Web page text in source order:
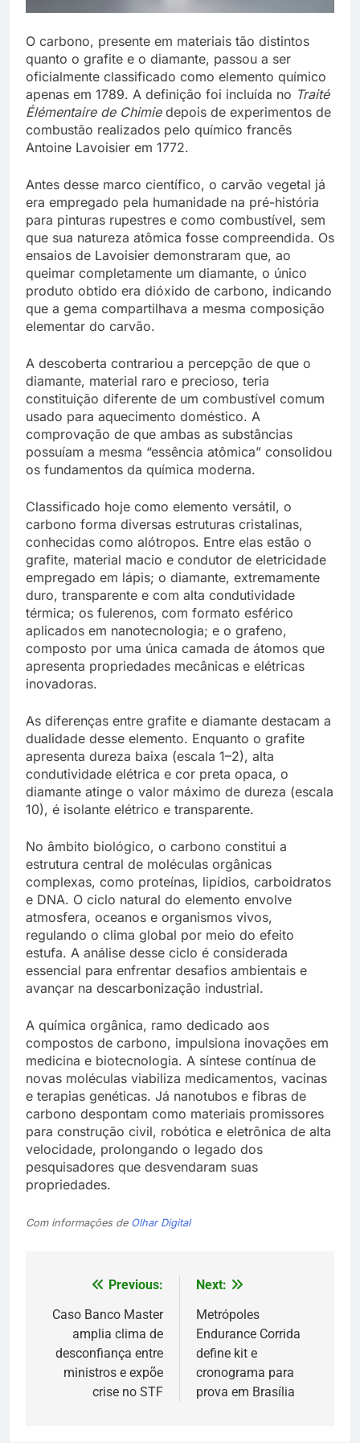
O carbono, presente em materiais tão distintos
quanto o grafite e o diamante, passou a ser
oficialmente classificado como elemento químico
apenas em 1789. A definição foi incluída no Traité
Élémentaire de Chimiedepois de experimentos de
combustão realizados pelo químico francês
Antoine Lavoisier em 1772.
Antes desse marco científico, o carvão vegetal já
era empregado pela humanidade na pré-história
para pinturas rupestres e como combustível, sem
que sua natureza atômica fosse compreendida. Os
ensaios de Lavoisier demonstraram que, ao
queimar completamente um diamante, o único
produto obtido era dióxido de carbono, indicando
que a gema compartilhava a mesma composição
elementar do carvão.
A descoberta contrariou a percepção de que o
diamante, material raro e precioso, teria
constituição diferente de um combustível comum
usado para aquecimento doméstico. A
comprovação de que ambas as substâncias
possuíam a mesma “essência atômica” consolidou
os fundamentos da química moderna.
Classificado hoje como elemento versátil, o
carbono forma diversas estruturas cristalinas,
conhecidas como alótropos. Entre elas estão o
grafite, material macio e condutor de eletricidade
empregado em lápis; o diamante, extremamente
duro, transparente e com alta condutividade
térmica; os fulerenos, com formato esférico
aplicados em nanotecnologia; e o grafeno,
composto por uma única camada de átomos que
apresenta propriedades mecânicas e elétricas
inovadoras.
As diferenças entre grafite e diamante destacam a
dualidade desse elemento. Enquanto o grafite
apresenta dureza baixa (escala 1–2), alta
condutividade elétrica e cor preta opaca, o
diamante atinge o valor máximo de dureza (escala
10), é isolante elétrico e transparente.
No âmbito biológico, o carbono constitui a
estrutura central de moléculas orgânicas
complexas, como proteínas, lipídios, carboidratos
e DNA. O ciclo natural do elemento envolve
atmosfera, oceanos e organismos vivos,
regulando o clima global por meio do efeito
estufa. A análise desse ciclo é considerada
essencial para enfrentar desafios ambientais e
avançar na descarbonização industrial.
A química orgânica, ramo dedicado aos
compostos de carbono, impulsiona inovações em
medicina e biotecnologia. A síntese contínua de
novas moléculas viabiliza medicamentos, vacinas
e terapias genéticas. Já nanotubos e fibras de
carbono despontam como materiais promissores
para construção civil, robótica e eletrônica de alta
velocidade, prolongando o legado dos
pesquisadores que desvendaram suas
propriedades.
Com informações de Olhar Digital
Navegação
de
Post
Previous:
Caso Banco Master
amplia clima de
desconfiança entre
ministros e expõe
crise no STF
Next:
Metrópoles
Endurance Corrida
define kit e
cronograma para
prova em Brasília